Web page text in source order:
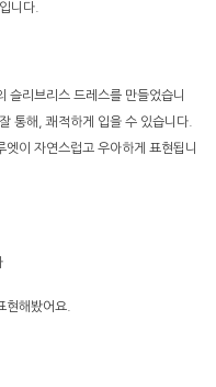
니다.
슬리브리스 드레스를 만들었습니
통해, 쾌적하게 입을 수 있습니다.
이 자연스럽고 우아하게 표현됩니
현해봤어요.